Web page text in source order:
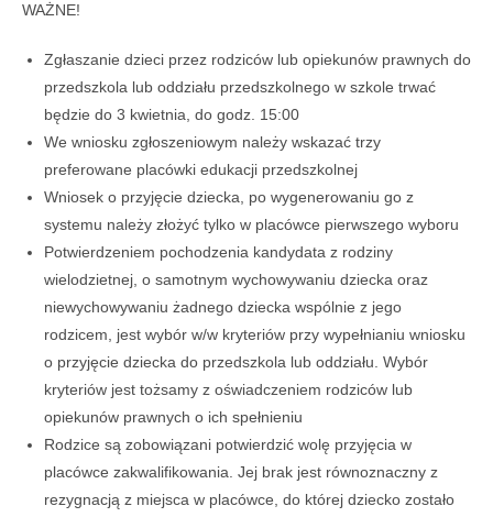
WAŻNE!
Zgłaszanie dzieci przez rodziców lub opiekunów prawnych do
przedszkola lub oddziału przedszkolnego w szkole trwać
będzie do 3 kwietnia, do godz. 15:00
We wniosku zgłoszeniowym należy wskazać trzy
preferowane placówki edukacji przedszkolnej
Wniosek o przyjęcie dziecka, po wygenerowaniu go z
systemu należy złożyć tylko w placówce pierwszego wyboru
Potwierdzeniem pochodzenia kandydata z rodziny
wielodzietnej, o samotnym wychowywaniu dziecka oraz
niewychowywaniu żadnego dziecka wspólnie z jego
rodzicem, jest wybór w/w kryteriów przy wypełnianiu wniosku
o przyjęcie dziecka do przedszkola lub oddziału. Wybór
kryteriów jest tożsamy z oświadczeniem rodziców lub
opiekunów prawnych o ich spełnieniu
Rodzice są zobowiązani potwierdzić wolę przyjęcia w
placówce zakwalifikowania. Jej brak jest równoznaczny z
rezygnacją z miejsca w placówce, do której dziecko zostało